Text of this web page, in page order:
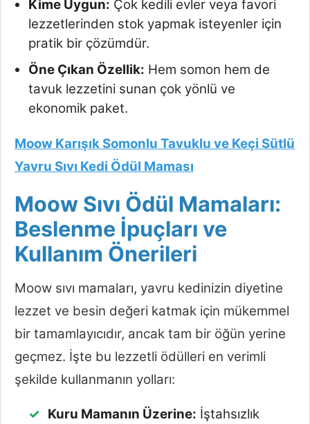
Kime Uygun: Çok kedili evler veya favori
lezzetlerinden stok yapmak isteyenler için
pratik bir çözümdür.
Öne Çıkan Özellik: Hem somon hem de
tavuk lezzetini sunan çok yönlü ve
ekonomik paket.
Moow Karışık Somonlu Tavuklu ve Keçi Sütlü
Yavru Sıvı Kedi Ödül Maması
Moow Sıvı Ödül Mamaları:
Beslenme İpuçları ve
Kullanım Önerileri
Moow sıvı mamaları, yavru kedinizin diyetine
lezzet ve besin değeri katmak için mükemmel
bir tamamlayıcıdır, ancak tam bir öğün yerine
geçmez. İşte bu lezzetli ödülleri en verimli
şekilde kullanmanın yolları:
Kuru Mamanın Üzerine: İştahsızlık